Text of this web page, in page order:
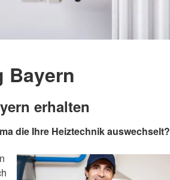
Bayern
erhalten
die Ihre Heiztechnik auswechselt?